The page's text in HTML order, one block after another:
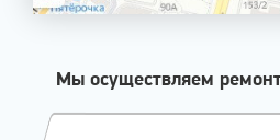
Мы осуществляем